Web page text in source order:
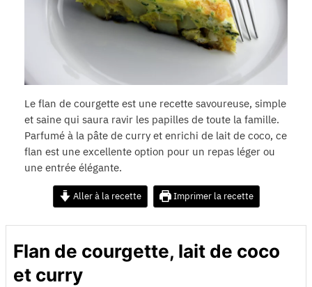
Le flan de courgette est une recette savoureuse, simple
et saine qui saura ravir les papilles de toute la famille.
Parfumé à la pâte de curry et enrichi de lait de coco, ce
flan est une excellente option pour un repas léger ou
une entrée élégante.
Aller à la recette Imprimer la recette
Flan de courgette, lait de coco
et curry